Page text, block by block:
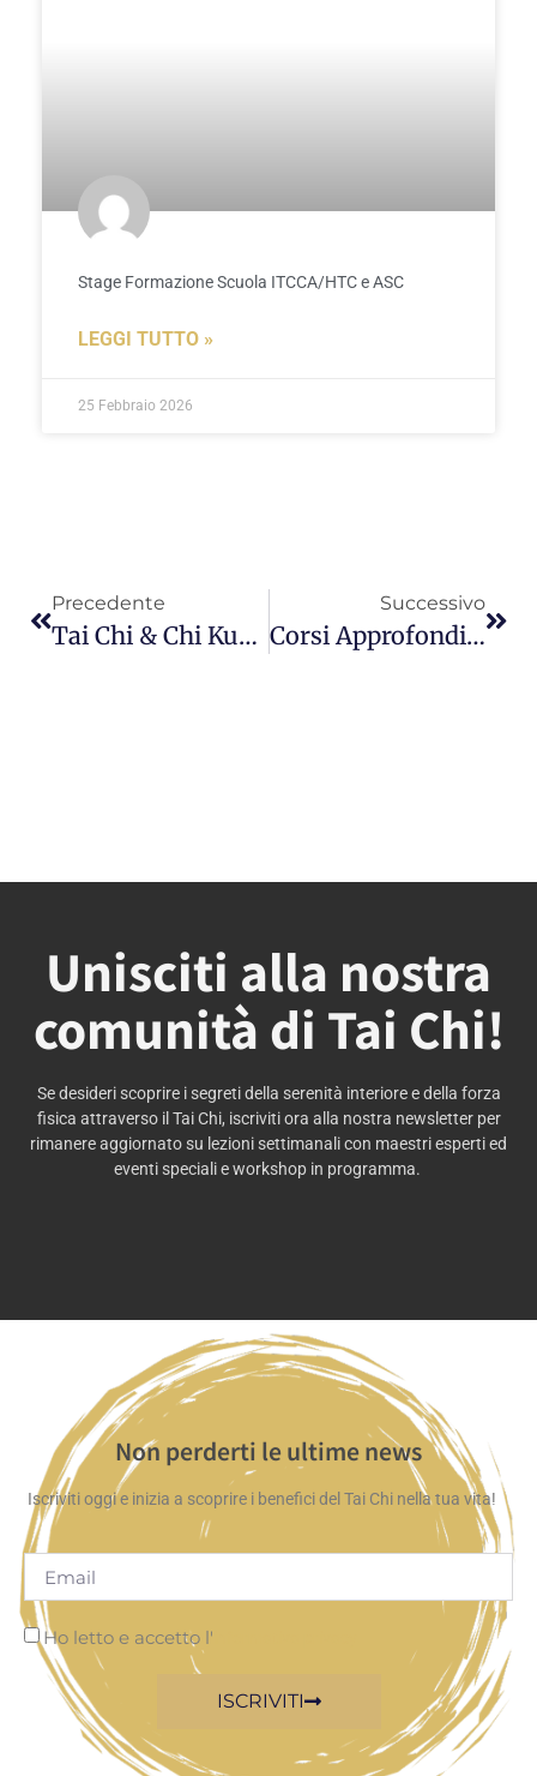
Stage Formazione Scuola ITCCA/HTC e ASC
LEGGI TUTTO »
25 Febbraio 2026
Precedente
Tai Chi & Chi Kung All’aperto
Successivo
Corsi Approfondimento 2021
Unisciti alla nostra
comunità di Tai Chi!
Se desideri scoprire i segreti della serenità interiore e della forza
fisica attraverso il Tai Chi, iscriviti ora alla nostra newsletter per
rimanere aggiornato su lezioni settimanali con maestri esperti ed
eventi speciali e workshop in programma.
Non perderti le ultime news
Iscriviti oggi e inizia a scoprire i benefici del Tai Chi nella tua vita!
Ho letto e accetto l'
ISCRIVITI